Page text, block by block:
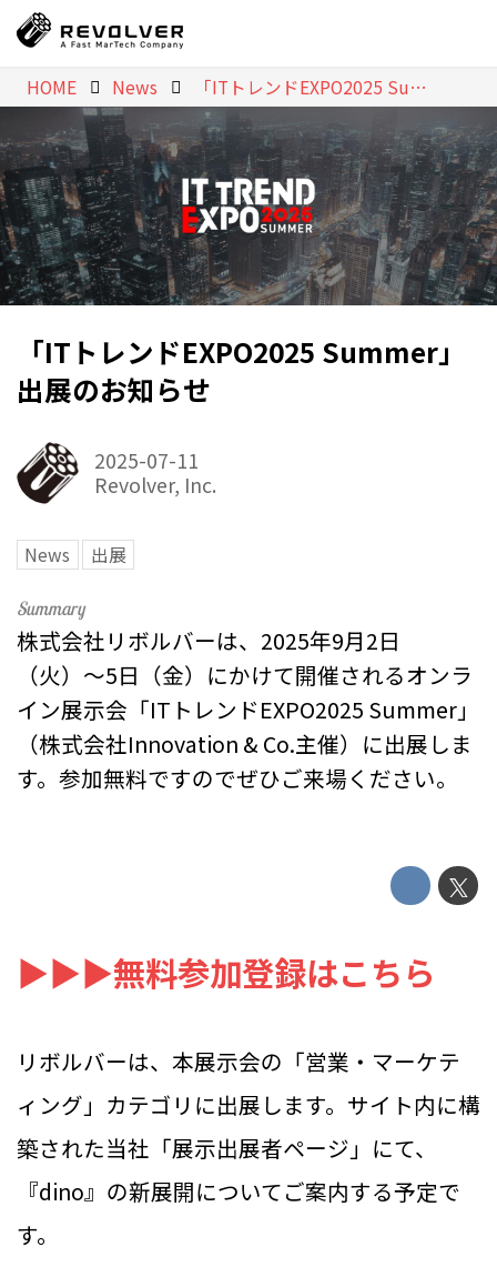
HOME News 「ITトレンドEXPO2025 Summer」出展のお知らせ
「ITトレンドEXPO2025 Summer」
出展のお知らせ
2025-07-11
Revolver, Inc.
News 出展
株式会社リボルバーは、2025年9月2日
（火）〜5日（金）にかけて開催されるオンラ
イン展示会「ITトレンドEXPO2025 Summer」
（株式会社Innovation & Co.主催）に出展しま
す。参加無料ですのでぜひご来場ください。
▶▶▶無料参加登録はこちら
リボルバーは、本展示会の「営業・マーケテ
ィング」カテゴリに出展します。サイト内に構
築された当社「展示出展者ページ」にて、
『dino』の新展開についてご案内する予定で
す。